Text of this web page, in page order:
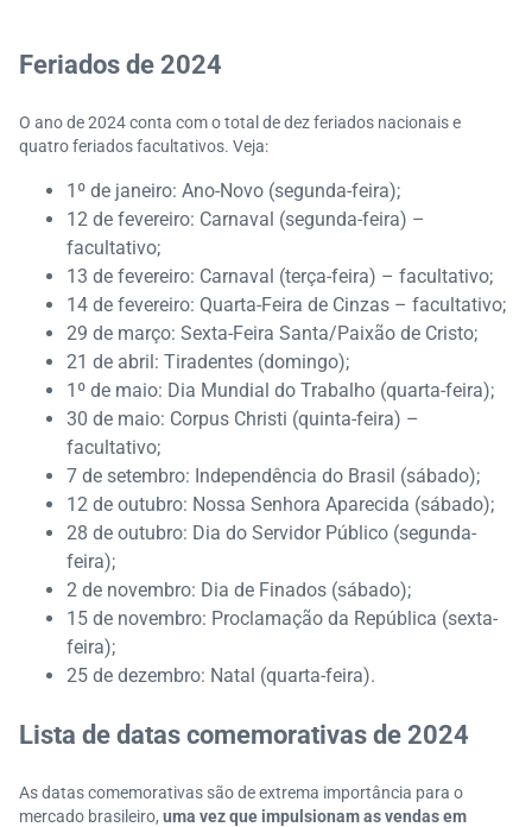
Datas comerciais e feriados em outubro
Datas comerciais e feriados em novembro
Feriados de 2024
O ano de 2024 conta com o total de dez feriados nacionais e
quatro feriados facultativos. Veja:
1º de janeiro: Ano-Novo (segunda-feira);
12 de fevereiro: Carnaval (segunda-feira) –
facultativo;
13 de fevereiro: Carnaval (terça-feira) – facultativo;
14 de fevereiro: Quarta-Feira de Cinzas – facultativo;
29 de março: Sexta-Feira Santa/Paixão de Cristo;
21 de abril: Tiradentes (domingo);
1º de maio: Dia Mundial do Trabalho (quarta-feira);
30 de maio: Corpus Christi (quinta-feira) –
facultativo;
7 de setembro: Independência do Brasil (sábado);
12 de outubro: Nossa Senhora Aparecida (sábado);
28 de outubro: Dia do Servidor Público (segunda-
feira);
2 de novembro: Dia de Finados (sábado);
15 de novembro: Proclamação da República (sexta-
feira);
25 de dezembro: Natal (quarta-feira).
Lista de datas comemorativas de 2024
As datas comemorativas são de extrema importância para o
mercado brasileiro, uma vez que impulsionam as vendas em